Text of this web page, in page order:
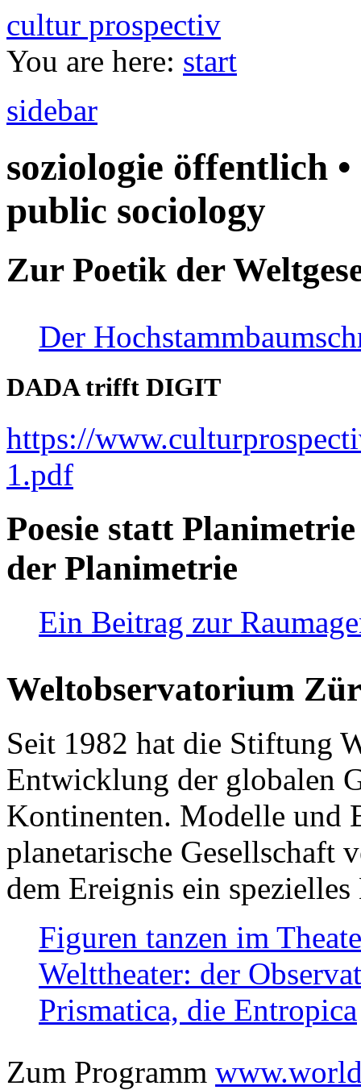
cultur prospectiv
You are here: start
sidebar
soziologie öffentlich
public sociology
Zur Poetik der
Der
DADA trifft DIGIT
https://
1.pdf
Poesie statt
der Planimetrie
Ein Beitrag zur
Weltobservatorium
Seit 1982 hat die Stiftung
Entwicklung der globalen
Kontinenten. Modelle und
planetarische Gesellschaft
dem Ereignis ein
Figuren tanzen im
Welttheater: der
Prismatica, die Entropica
Zum Programm